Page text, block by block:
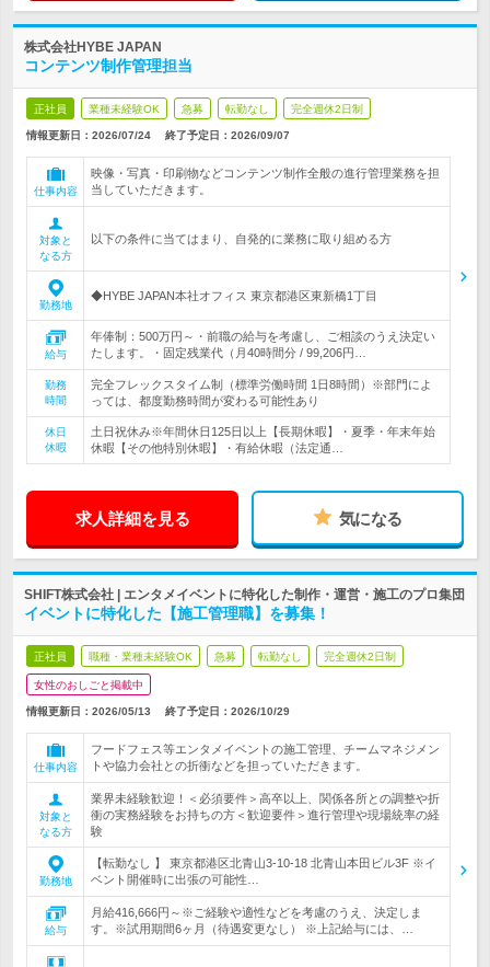
株式会社HYBE JAPAN
コンテンツ制作管理担当
正社員 業種未経験OK 急募 転勤なし 完全週休2日制
情報更新日：2026/07/24 終了予定日： 2026/09/07
仕事内容
映像・写真・印刷物などコンテンツ制作全般の進行管理業務を担
当していただきます。
対象と
なる方
以下の条件に当てはまり、自発的に業務に取り組める方
勤務地
◆HYBE JAPAN本社オフィス 東京都港区東新橋1丁目
給与
年俸制：500万円～・前職の給与を考慮し、ご相談のうえ決定い
たします。・固定残業代（月40時間分 / 99,206円…
勤務
時間
完全フレックスタイム制（標準労働時間 1日8時間）※部門によ
っては、都度勤務時間が変わる可能性あり
休日
休暇
土日祝休み※年間休日125日以上【長期休暇】・夏季・年末年始
休暇【その他特別休暇】・有給休暇（法定通…
求人詳細を見る 気になる
SHIFT株式会社 | エンタメイベントに特化した制作・運営・施工のプロ集団
イベントに特化した【施工管理職】を募集！
正社員 職種・業種未経験OK 急募 転勤なし 完全週休2日制
女性のおしごと掲載中
情報更新日：2026/05/13 終了予定日： 2026/10/29
仕事内容
フードフェス等エンタメイベントの施工管理、チームマネジメン
トや協力会社との折衝などを担っていただきます。
対象と
なる方
業界未経験歓迎！＜必須要件＞高卒以上、関係各所との調整や折
衝の実務経験をお持ちの方＜歓迎要件＞進行管理や現場統率の経
験
勤務地
【転勤なし 】 東京都港区北青山3-10-18 北青山本田ビル3F ※イ
ベント開催時に出張の可能性…
給与
月給416,666円～※ご経験や適性などを考慮のうえ、決定しま
す。※試用期間6ヶ月（待遇変更なし） ※上記給与には、…